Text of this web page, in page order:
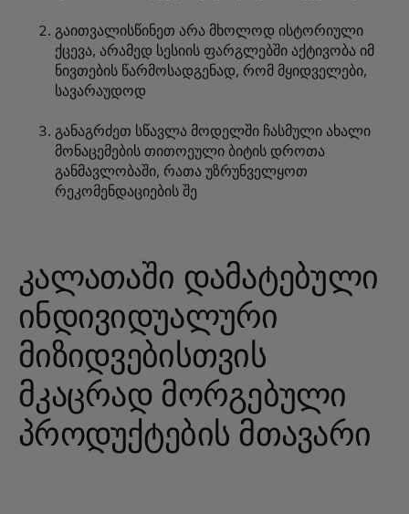
გაითვალისწინეთ არა მხოლოდ ისტორიული
ქცევა, არამედ სესიის ფარგლებში აქტივობა იმ
ნივთების წარმოსადგენად, რომ მყიდველები,
სავარაუდოდ
განაგრძეთ სწავლა მოდელში ჩასმული ახალი
მონაცემების თითოეული ბიტის დროთა
განმავლობაში, რათა უზრუნველყოთ
რეკომენდაციების შე
კალათაში დამატებული
ინდივიდუალური
მიზიდვებისთვის
მკაცრად მორგებული
პროდუქტების მთავარი